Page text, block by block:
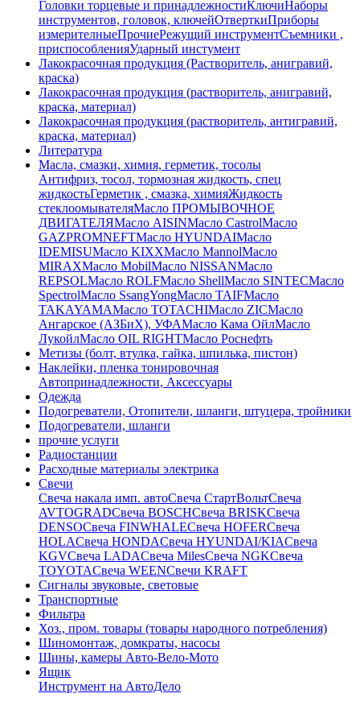
Головки торцевые и принадлежностиКлючиНаборы
инструментов, головок, ключейОтверткиПриборы
измерителныеПрочиеРежущий инструментСъемники ,
приспособленияУдарный инстумент
Лакокрасочная продукция (Растворитель, анигравий,
краска)
Лакокрасочная продукция (растворитель, анигравий,
краска, материал)
Лакокрасочная продукция (растворитель, антигравий,
краска, материал)
Литература
Масла, смазки, химия, герметик, тосолы
Антифриз, тосол, тормозная жидкость, спец
жидкостьГерметик , смазка, химияЖидкость
стеклоомывателяМасло ПРОМЫВОЧНОЕ
ДВИГАТЕЛЯМасло AISINМасло CastrolМасло
GAZPROMNEFTМасло HYUNDAIМасло
IDEMISUМасло KIXXМасло MannolМасло
MIRAXМасло MobilМасло NISSANМасло
REPSOLМасло ROLFМасло ShellМасло SINTECМасло
SpectrolМасло SsangYongМасло TAIFМасло
TAKAYAMAМасло TOTACHIМасло ZICМасло
Ангарское (АЗБиХ), УФАМасло Кама ОйлМасло
ЛукойлМасло ОIL RIGHTМасло Роснефть
Метизы (болт, втулка, гайка, шпилька, пистон)
Наклейки, пленка тонировочная
Автопринадлежности, Аксессуары
Одежда
Подогреватели, Отопители, шланги, штуцера, тройники
Подогреватели, шланги
прочие услуги
Радиостанции
Расходные материалы электрика
Свечи
Свечa накала имп. автоСвечa СтартВольтСвеча
AVTOGRADСвеча BOSCHСвеча BRISKСвеча
DENSOСвеча FINWHALEСвеча HOFERСвеча
HOLAСвеча HONDAСвеча HYUNDAI/KIAСвеча
KGVСвеча LADAСвеча MilesСвеча NGKСвеча
TOYOTAСвеча WEENСвечи KRAFT
Сигналы звуковые, световые
Транспортные
Фильтра
Хоз., пром. товары (товары народного потребления)
Шиномонтаж, домкраты, насосы
Шины, камеры Авто-Вело-Мото
Ящик
Инструмент на АвтоДело